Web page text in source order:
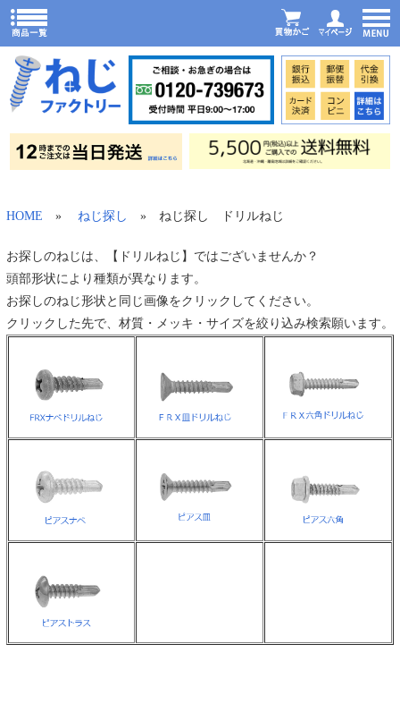
HOME » ねじ探し » ねじ探し ドリルねじ
お探しのねじは、【ドリルねじ】ではございませんか？
頭部形状により種類が異なります。
お探しのねじ形状と同じ画像をクリックしてください。
クリックした先で、材質・メッキ・サイズを絞り込み検索願います。